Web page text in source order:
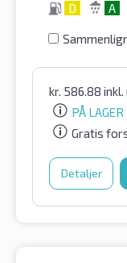
D A
kr. 586.88
PÅ LAGER
Gratis
Detaljer